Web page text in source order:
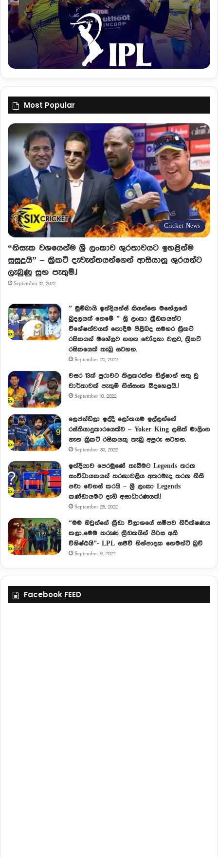
Most Popular
Cricket News
“නිසැක වශයෙන්ම ශ්‍රී ලංකාව ශුරතාවයට ඉහළින්ම
සුසුදුයි” – ක්‍රිකට් දැවැන්තයන්ගෙන් ආසියානු ශුරයන්ට
ලැබුණු සුභ පැතුම්.!
September 12, 2022
” මුම්බායි ඉන්දියන්ස් කියන්නෙ මහේලගේ
බූදලයක් නෙමේ ” ශ්‍රි ලංකා ක්‍රීඩකයන්ට
විශේෂත්වයක් නොදීම පිළිබද සමහර ක්‍රිකට්
රසිකයන් මහේලට නගන චෝදනා වලට, ක්‍රිකට්
රසිකයෙක් තැබු සටහන.
September 20, 2022
වසර 13ක් පුරාවට තිලකරත්න ඩිල්ෂාන් සතු වූ
වාර්තාවක් පැතුම් නිස්සංක බිදහෙළයි..!
September 10, 2022
ලෙජන්ඩ්ලා ඉද්දී ලෝකයම ඉල්ලන්නේ
රස්තියාදුකාරයෙක්ව – Yoker King ලසිත් මාලිංග
ගැන ක්‍රිකට් රසිකයකු තැබු අපූරු සටහන.
September 30, 2022
ඉන්දියාව පෙරමුණේ තැබීමට Legends තරඟ
සංවිධායකයන් තරඟාවලිය අතරමැද තරඟ නීති
පවා වෙනස් කරයි – ශ්‍රී ලංකා Legends
කණ්ඩායමට දැඩි අසාධාරණයක්.!
September 25, 2022
“මම ඔවුන්ගේ ක්‍රීඩා විලාශයේ සමීපව නිරීක්ෂණය
කලා..මෙම තරුණ ක්‍රීඩකයින් පිරිස අති
විශිෂ්ඨයි”- LPL සජීවී නිශ්පාදක හෙමන්ට් බුච්
September 9, 2022
Facebook FEED